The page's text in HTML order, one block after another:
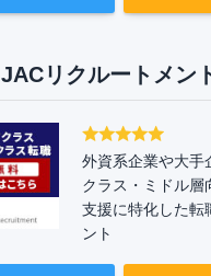
JACリクルートメン
外資系企業や大手
クラス・ミドル層
支援に特化した転
ント